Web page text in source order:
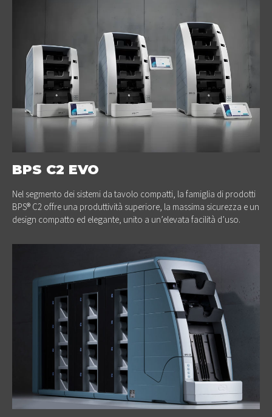
BPS C2 EVO
Nel segmento dei sistemi da tavolo compatti, la famiglia di prodotti
BPS® C2 offre una produttività superiore, la massima sicurezza e un
design compatto ed elegante, unito a un’elevata facilità d’uso.